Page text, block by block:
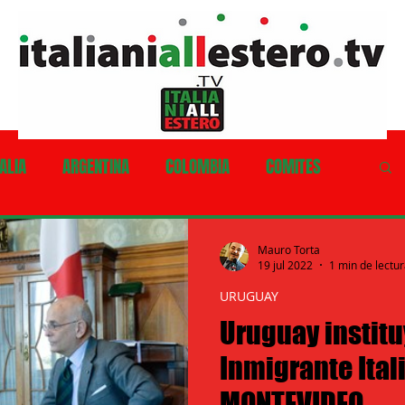
ARGENTINA COLOMBIA COMITES
COSTA RICA CUBA EQUADOR
HONDURAS MESSICO
PORTORICO REPUBBLICA DOMINICANA
Uruguay
Inmigrante
URUGUAY
Mauro Torta
19 jul 2022
1 min de